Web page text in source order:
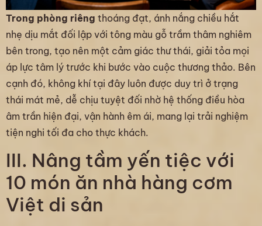
Trong phòng riêng thoáng đạt, ánh nắng chiều hắt
nhẹ dịu mắt đối lập với tông màu gỗ trầm thâm nghiêm
bên trong, tạo nên một cảm giác thư thái, giải tỏa mọi
áp lực tâm lý trước khi bước vào cuộc thương thảo. Bên
cạnh đó, không khí tại đây luôn được duy trì ở trạng
thái mát mẻ, dễ chịu tuyệt đối nhờ hệ thống điều hòa
âm trần hiện đại, vận hành êm ái, mang lại trải nghiệm
tiện nghi tối đa cho thực khách.
III. Nâng tầm yến tiệc với
10 món ăn nhà hàng cơm
Việt di sản